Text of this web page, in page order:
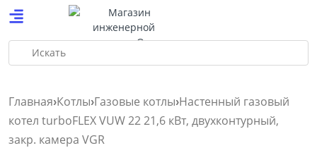
Искать
Главная Котлы Газовые котлы Настенный газовый
котел turboFLEX VUW 22 21,6 кВт, двухконтурный,
закр. камера VGR